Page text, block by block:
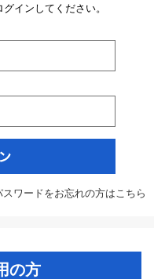
インしてください。
スワードをお忘れの方はこちら
の方